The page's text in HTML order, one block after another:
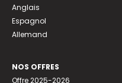
Anglais
Espagnol
Allemand
NOS OFFRES
Offre 2025-2026